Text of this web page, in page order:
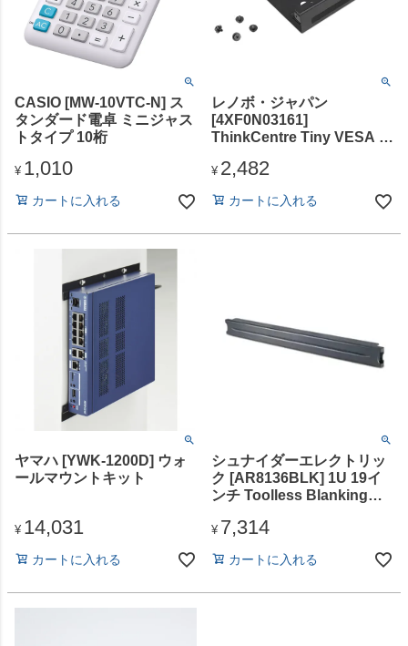
CASIO [MW-10VTC-N] ス
タンダード電卓 ミニジャス
トタイプ 10桁
¥ 1,010
カートに入れる
レノボ・ジャパン
[4XF0N03161]
ThinkCentre Tiny VESA マ
¥ 2,482
カートに入れる
ヤマハ [YWK-1200D] ウォ
ールマウントキット
¥ 14,031
カートに入れる
シュナイダーエレクトリッ
ク [AR8136BLK] 1U 19イ
ンチ Toolless Blanking
¥ 7,314
カートに入れる